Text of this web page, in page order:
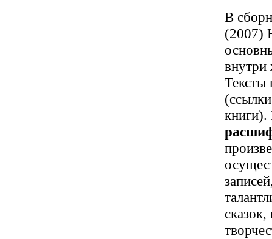
В
(2007)
внутри
Тексты